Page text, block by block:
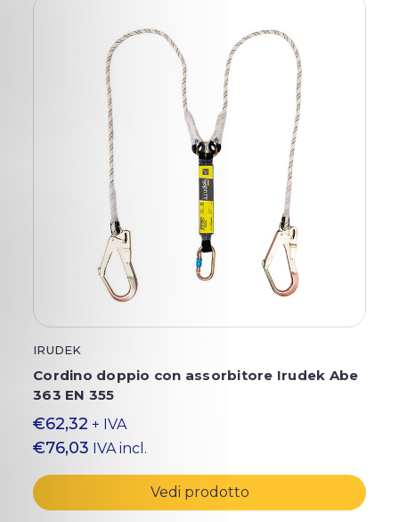
IRUDEK
Cordino doppio con assorbitore Irudek Abe
363 EN 355
€62,32 + IVA
€76,03 IVA incl.
Vedi prodotto